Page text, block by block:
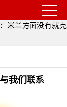
米兰方面没有就克
我们联系